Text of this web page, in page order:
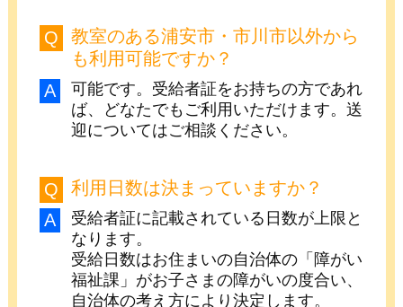
教室のある浦安市・市川市以外から
も利用可能ですか？
可能です。受給者証をお持ちの方であれ
ば、どなたでもご利用いただけます。送
迎についてはご相談ください。
利用日数は決まっていますか？
受給者証に記載されている日数が上限と
なります。
受給日数はお住まいの自治体の「障がい
福祉課」がお子さまの障がいの度合い、
自治体の考え方により決定します。